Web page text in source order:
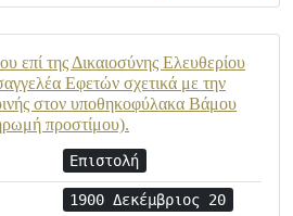
επί της Δικαιοσύνης Ελευθερίου
Εφετών σχετικά με την
στον υποθηκοφύλακα Βάμου
προστίμου).
Επιστολή
1900 Δεκέμβριος 20